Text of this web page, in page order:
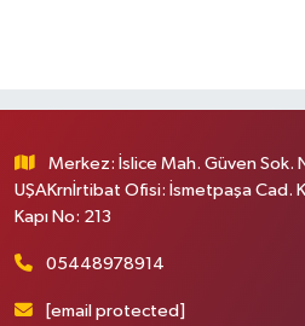
Merkez: İslice Mah. Güven Sok.
UŞAKrnİrtibat Ofisi: İsmetpaşa Cad.
Kapı No: 213
05448978914
[email protected]